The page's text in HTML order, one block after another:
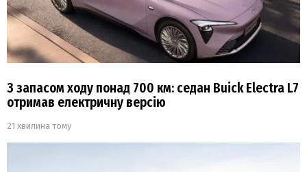
З запасом ходу понад 700 км: седан Buick Electra L7
отримав електричну версію
21 хвилина тому